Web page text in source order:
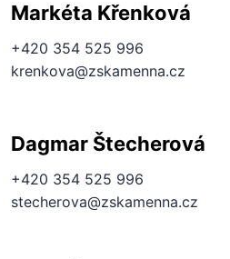
Markéta Křenková
+420 354 525 996
krenkova@zskamenna.cz
Dagmar Štecherová
+420 354 525 996
stecherova@zskamenna.cz